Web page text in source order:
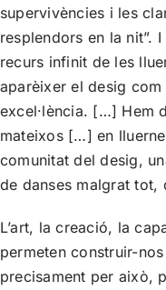
supervivències i les
resplendors en la nit”.
recurs infinit de les
aparèixer el desig
excel·lència. […] Hem
mateixos […] en
comunitat del desig,
de danses malgrat tot,
L’art, la creació, la
permeten construir-
precisament per això,